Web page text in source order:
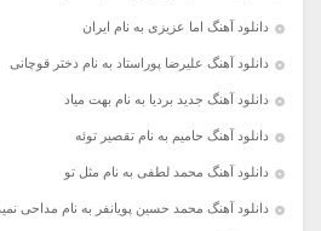
دانلود آهنگ اما عزیزی به نام ایران
دانلود آهنگ علیرضا پوراستاد به نام دختر قوچانی
دانلود آهنگ جدید بردیا به نام بهت میاد
دانلود آهنگ حامیم به نام تقصیر توئه
دانلود آهنگ محمد لطفی به نام مثل تو
دانلود آهنگ محمد حسین پویانفر به نام مداحی